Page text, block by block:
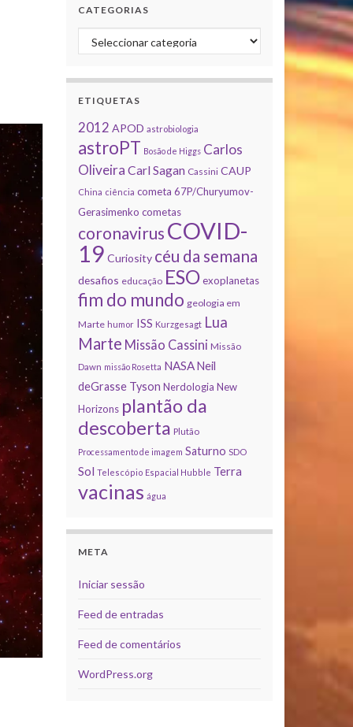
CATEGORIAS
Categorias
ETIQUETAS
2012 APOD astrobiologia
astroPT Bosão de Higgs Carlos
Oliveira Carl Sagan Cassini CAUP
China ciência cometa 67P/Churyumov-
Gerasimenko cometas
coronavirus COVID-
19 Curiosity céu da semana
desafios educação ESO exoplanetas
fim do mundo geologia em
Marte humor ISS Kurzgesagt Lua
Marte Missão Cassini Missão
Dawn missão Rosetta NASA Neil
deGrasse Tyson Nerdologia New
Horizons plantão da
descoberta Plutão
Processamento de imagem Saturno SDO
Sol Telescópio Espacial Hubble Terra
vacinas água
META
Iniciar sessão
Feed de entradas
Feed de comentários
WordPress.org